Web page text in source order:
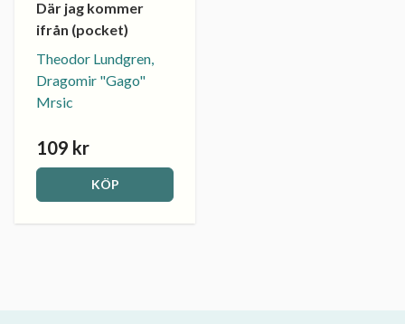
Där jag kommer
ifrån (pocket)
Theodor Lundgren,
Dragomir "Gago"
Mrsic
109 kr
KÖP